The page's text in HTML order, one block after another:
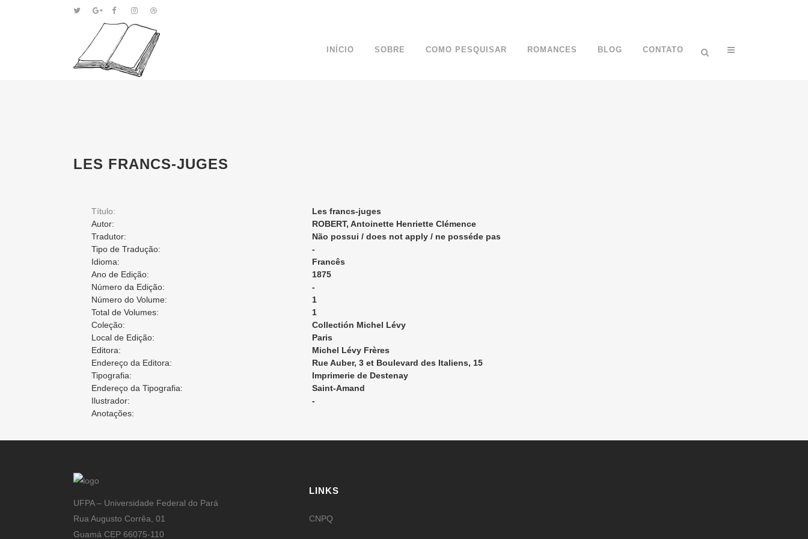
INÍCIO SOBRE COMO PESQUISAR ROMANCES BLOG CONTATO
LES FRANCS-JUGES
Título:
Les francs-juges
Autor:
ROBERT, Antoinette Henriette Clémence
Tradutor:
Não possui / does not apply / ne posséde pas
Tipo de Tradução:
-
Idioma:
Francês
Ano de Edição:
1875
Número da Edição:
-
Número do Volume:
1
Total de Volumes:
1
Coleção:
Collectión Michel Lévy
Local de Edição:
Paris
Editora:
Michel Lévy Frères
Endereço da Editora:
Rue Auber, 3 et Boulevard des Italiens, 15
Tipografia:
Imprimerie de Destenay
Endereço da Tipografia:
Saint-Amand
Ilustrador:
-
Anotações:
UFPA – Universidade Federal do Pará
Rua Augusto Corrêa, 01
Guamá CEP 66075-110
LINKS
CNPQ